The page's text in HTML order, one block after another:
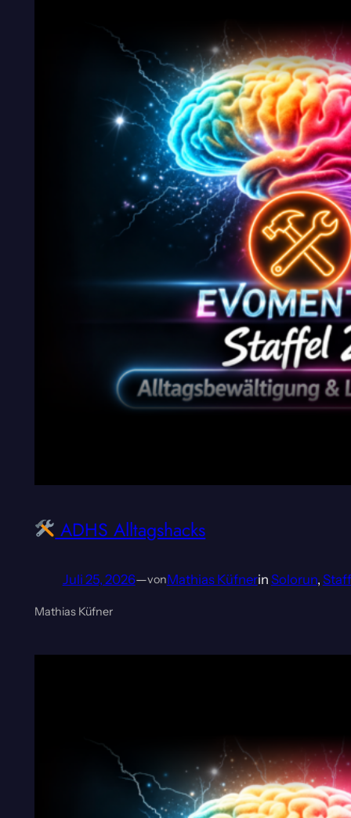
ADHS Alltagshacks
Juli 25, 2026—vonMathias Küfnerin Solorun,
Mathias Küfner